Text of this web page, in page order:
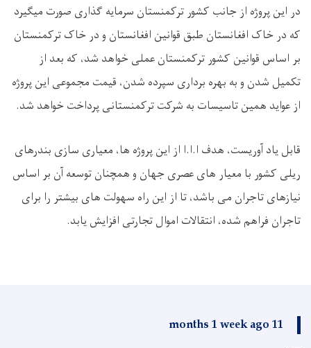
در این پروژه از جانب کشور ترکمنستان سرمایه گذاری صورت میگیرد
که در خاک افغانستان طبق قوانین افغانستان و در خاک ترکمنستان
بر اساس قوانین کشور ترکمنستان عملی خواهد شد، که بعد از
تکمیل شدن و به بهره برداری سپرده شدن، قیمت مجموعی این پروژه
از عواید همین تاسیسات به شرکت ترکمنستانی پرداخت خواهد شد.
قابل یاد آوریست، هدف ا.ا.ا از این پروژه ها،‌ معیاری سازی بندرهای
ریلی کشور با معیار های عصری جهان و همچنان توسعه آن بر اساس
نیازهای تاجران می باشد، تا از این راه سهولت های بیشتر را برای
تاجران فراهم شده، انتقالات اموال تجارتی افزایش یابد.
11 months 1 week ago